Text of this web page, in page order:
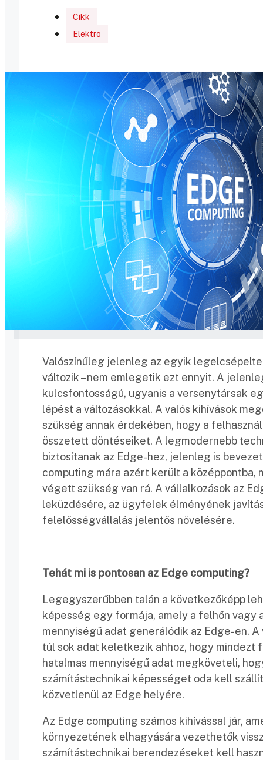
Cikk
Elektro
Valószínűleg jelenleg az egyik
változik – nem emlegetik ezt ennyit. A
kulcsfontosságú, ugyanis a versenytársak
lépést a változásokkal. A valós kihívások
szükség annak érdekében, hogy a
összetett döntéseiket. A legmodernebb
biztosítanak az Edge-hez, jelenleg is
computing mára azért került a
végett szükség van rá. A vállalkozások az
leküzdésére, az ügyfelek élményének
felelősségvállalás jelentős növelésére.
Tehát mi is pontosan az Edge computing?
Legegyszerűbben talán a következőképp
képesség egy formája, amely a felhőn vagy
mennyiségű adat generálódik az Edge-en.
túl sok adat keletkezik ahhoz, hogy mindezt
hatalmas mennyiségű adat megköveteli,
számítástechnikai képességet oda kell
közvetlenül az Edge helyére.
Az Edge computing számos kihívással jár,
környezetének elhagyására vezethetők
számítástechnikai berendezéseket kell